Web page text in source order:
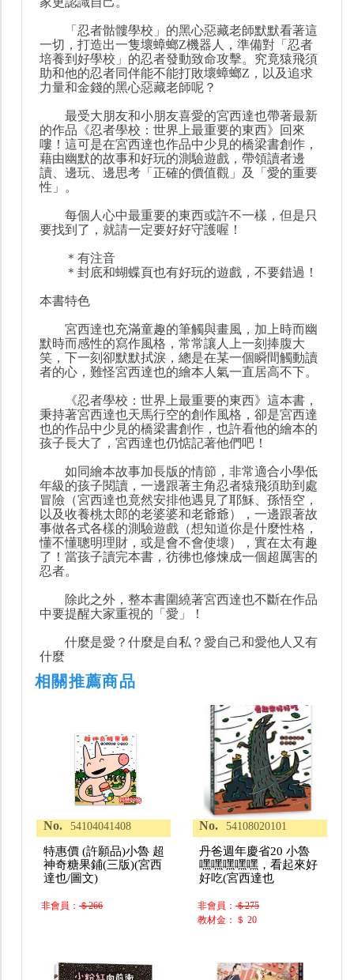
「忍者骷髏學校」的黑心惡藏老師默默看著這
一切，打造出一隻壞蟑螂Z機器人，準備對「忍者
培養到好學校」的忍者發動致命攻擊。究竟猿飛須
助和他的忍者同伴能不能打敗壞蟑螂Z，以及追求
力量和金錢的黑心惡藏老師呢？
最受大朋友和小朋友喜愛的宮西達也帶著最新
的作品《忍者學校：世界上最重要的東西》回來
嘍！這可是在宮西達也作品中少見的橋梁書創作，
藉由幽默的故事和好玩的測驗遊戲，帶領讀者邊
讀、邊玩、邊思考「正確的價值觀」及「愛的重要
性」。
每個人心中最重要的東西或許不一樣，但是只
要找到了，就請一定要好好守護喔！
＊有注音
＊封底和蝴蝶頁也有好玩的遊戲，不要錯過！
本書特色
宮西達也充滿童趣的筆觸與畫風，加上時而幽
默時而感性的寫作風格，常常讓人上一刻捧腹大
笑，下一刻卻默默拭淚，總是在某一個瞬間觸動讀
者的心，難怪宮西達也的繪本人氣一直居高不下。
《忍者學校：世界上最重要的東西》這本書，
秉持著宮西達也天馬行空的創作風格，卻是宮西達
也的作品中少見的橋梁書創作，也許看他的繪本的
孩子長大了，宮西達也仍惦記著他們吧！
如同繪本故事加長版的情節，非常適合小學低
年級的孩子閱讀，一邊跟著主角忍者猿飛須助到處
冒險（宮西達也竟然安排他遇見了耶穌、孫悟空，
以及收養桃太郎的老婆婆和老爺爺），一邊跟著故
事做各式各樣的測驗遊戲（想知道你是什麼性格，
懂不懂聰明理財，或是會不會使壞），實在太有趣
了！當孩子讀完本書，彷彿也修煉成一個超厲害的
忍者。
除此之外，整本書圍繞著宮西達也不斷在作品
中要提醒大家重視的「愛」！
什麼是愛？什麼是自私？愛自己和愛他人又有
什麼
相關推薦商品
No. 54104041408
特惠價 (許願品)小魯 超
神奇糖果鋪(三版)(宮西
達也/圖文)
非會員：＄266
No. 54108020101
丹爸週年慶省20 小魯
嘿嘿嘿嘿嘿，看起來好
好吃(宮西達也
非會員：＄275
教材金：＄ 20